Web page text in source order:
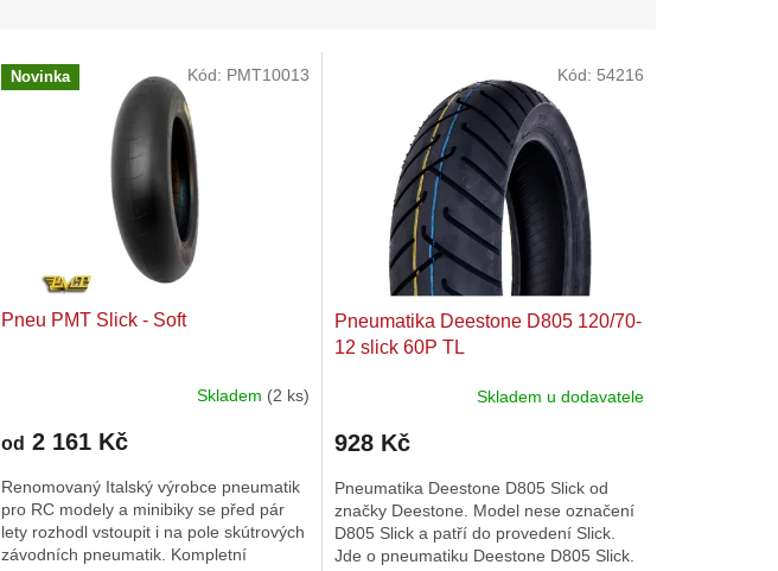
Novinka
Pneu PMT Slick - Soft
Skladem (2 ks)
od 2 161 Kč
Renomovaný Italský výrobce pneumatik
pro RC modely a minibiky se před pár
lety rozhodl vstoupit i na pole skútrových
závodních pneumatik. Kompletní
Kód: PMT10013
Pneumatika Deestone D805 120/70-
12 slick 60P TL
Skladem u dodavatele
928 Kč
Pneumatika Deestone D805 Slick od
značky Deestone. Model nese označení
D805 Slick a patří do provedení Slick.
Jde o pneumatiku Deestone D805 Slick.
Kód: 54216